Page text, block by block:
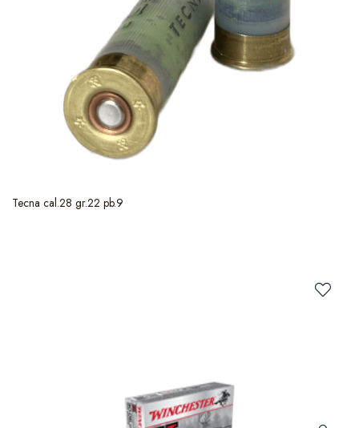
Tecna cal.28 gr.22 pb.9